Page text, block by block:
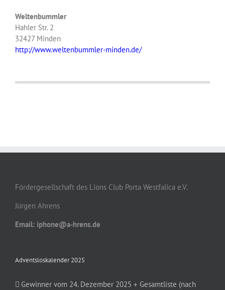
Weltenbummler
Hahler Str. 2
32427 Minden
http://www.weltenbummler-minden.de/
Fördergesellschaft des Lions Club Porta Westfalica e.V.
Jürgen Ahrens
Email: iphone@a-hrens.de
Adventsloskalender 2025
Gewinner vom 24. Dezember 2025 + Gesamtliste (nach